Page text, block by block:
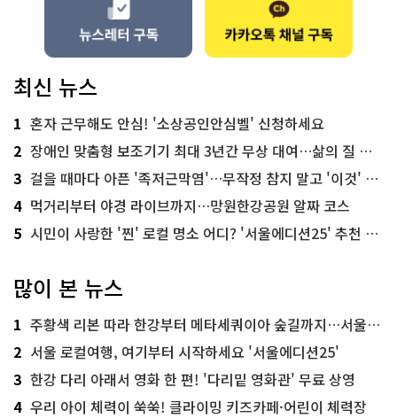
최신 뉴스
1 혼자 근무해도 안심! '소상공인안심벨' 신청하세요
2 장애인 맞춤형 보조기기 최대 3년간 무상 대여…삶의 질 높인다
3 걸을 때마다 아픈 '족저근막염'…무작정 참지 말고 '이것' 해보세요!
4 먹거리부터 야경 라이브까지…망원한강공원 알짜 코스
5 시민이 사랑한 '찐' 로컬 명소 어디? '서울에디션25' 추천 코스
많이 본 뉴스
1 주황색 리본 따라 한강부터 메타세쿼이아 숲길까지…서울둘레길 15코스
2 서울 로컬여행, 여기부터 시작하세요 '서울에디션25'
3 한강 다리 아래서 영화 한 편! '다리밑 영화관' 무료 상영
4 우리 아이 체력이 쑥쑥! 클라이밍 키즈카페·어린이 체력장